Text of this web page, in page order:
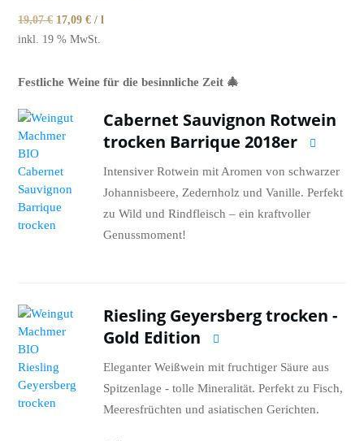
Preis
85,80 € 76,90 €.
19,07€ 17,09 € / l
inkl. 19 % MwSt.
Festliche Weine für die besinnliche Zeit 🎄
Cabernet Sauvignon Rotwein
trocken Barrique 2018er
Intensiver Rotwein mit Aromen von schwarzer
Johannisbeere, Zedernholz und Vanille. Perfekt
zu Wild und Rindfleisch – ein kraftvoller
Genussmoment!
Riesling Geyersberg trocken -
Gold Edition
Eleganter Weißwein mit fruchtiger Säure aus
Spitzenlage - tolle Mineralität. Perfekt zu Fisch,
Meeresfrüchten und asiatischen Gerichten.